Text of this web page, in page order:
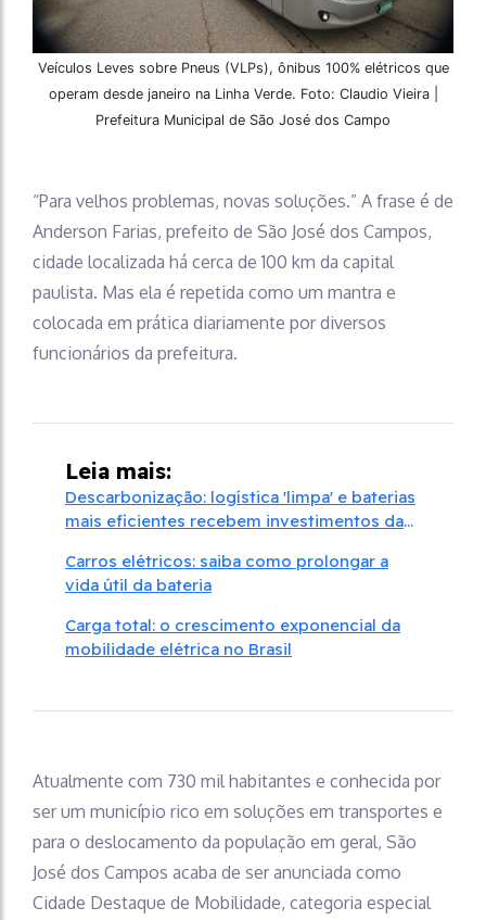
Veículos Leves sobre Pneus (VLPs), ônibus 100% elétricos que
operam desde janeiro na Linha Verde. Foto: Claudio Vieira |
Prefeitura Municipal de São José dos Campo
“Para velhos problemas, novas soluções.” A frase é de
Anderson Farias, prefeito de São José dos Campos,
cidade localizada há cerca de 100 km da capital
paulista. Mas ela é repetida como um mantra e
colocada em prática diariamente por diversos
funcionários da prefeitura.
Leia mais:
Descarbonização: logística 'limpa' e baterias
mais eficientes recebem investimentos das
Carros elétricos: saiba como prolongar a
vida útil da bateria
Carga total: o crescimento exponencial da
mobilidade elétrica no Brasil
Atualmente com 730 mil habitantes e conhecida por
ser um município rico em soluções em transportes e
para o deslocamento da população em geral, São
José dos Campos acaba de ser anunciada como
Cidade Destaque de Mobilidade, categoria especial